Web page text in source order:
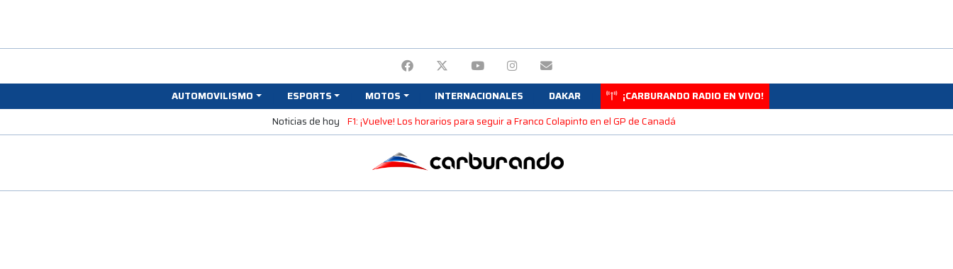
AUTOMOVILISMO ESPORTS MOTOS INTERNACIONALES DAKAR
¡CARBURANDO RADIO EN VIVO!
Noticias de hoy F1: ¡Vuelve! Los horarios para seguir a Franco Colapinto en el GP de Canadá